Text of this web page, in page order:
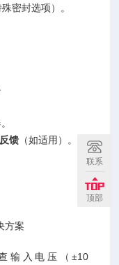
殊密封选项）。
馈 （如适用）。
方案
输入电压（±10
联系
顶部